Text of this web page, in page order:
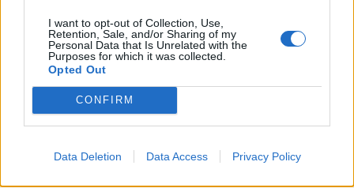
I want to opt-out of Collection, Use,
Retention, Sale, and/or Sharing of my
Personal Data that Is Unrelated with the
Purposes for which it was collected.
Opted Out
CONFIRM
Data Deletion Data Access Privacy Policy